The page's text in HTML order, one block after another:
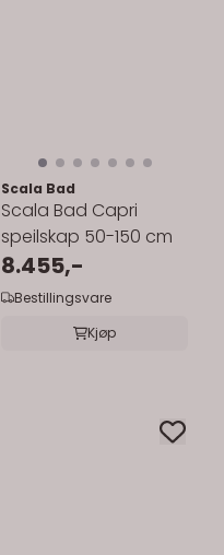
Scala Bad
Scala Bad Capri
speilskap 50-150 cm
8.455,-
Bestillingsvare
Kjøp